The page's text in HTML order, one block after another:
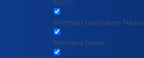
DGCC
Diretrizes Curriculares
Diretrizes Gerais